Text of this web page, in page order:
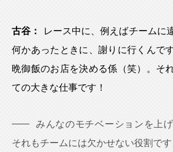
古谷：
レース中に、例えばチームに
何かあったときに、謝りに行くんで
晩御飯のお店を決める係（笑）。そ
ての大きな仕事です！
みんなのモチベーションを上
それもチームには欠かせない役割です